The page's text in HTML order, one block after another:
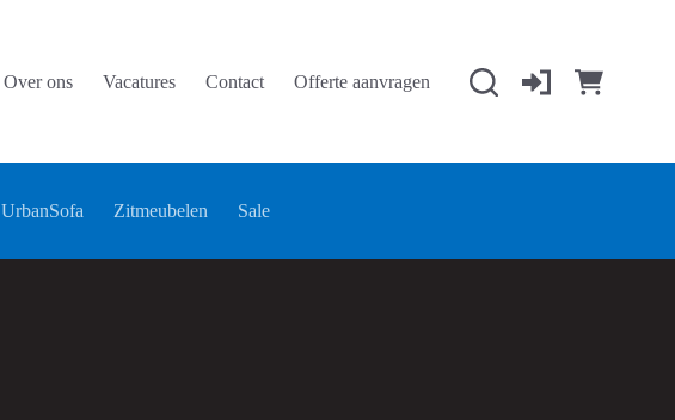
Over ons Vacatures Contact Offerte aanvragen
UrbanSofa Zitmeubelen Sale